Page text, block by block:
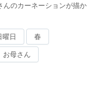
んのカーネーションが描か
曜日 春
お母さん